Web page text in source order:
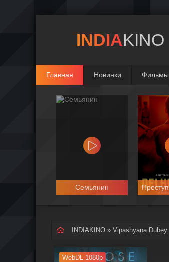
INDIAKINO
Главная Новинки Фильмы
Семьянин
INDIAKINO » Vipashyana Dubey
WebDL 1080p